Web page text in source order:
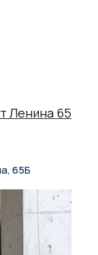
Ленина 65
65Б